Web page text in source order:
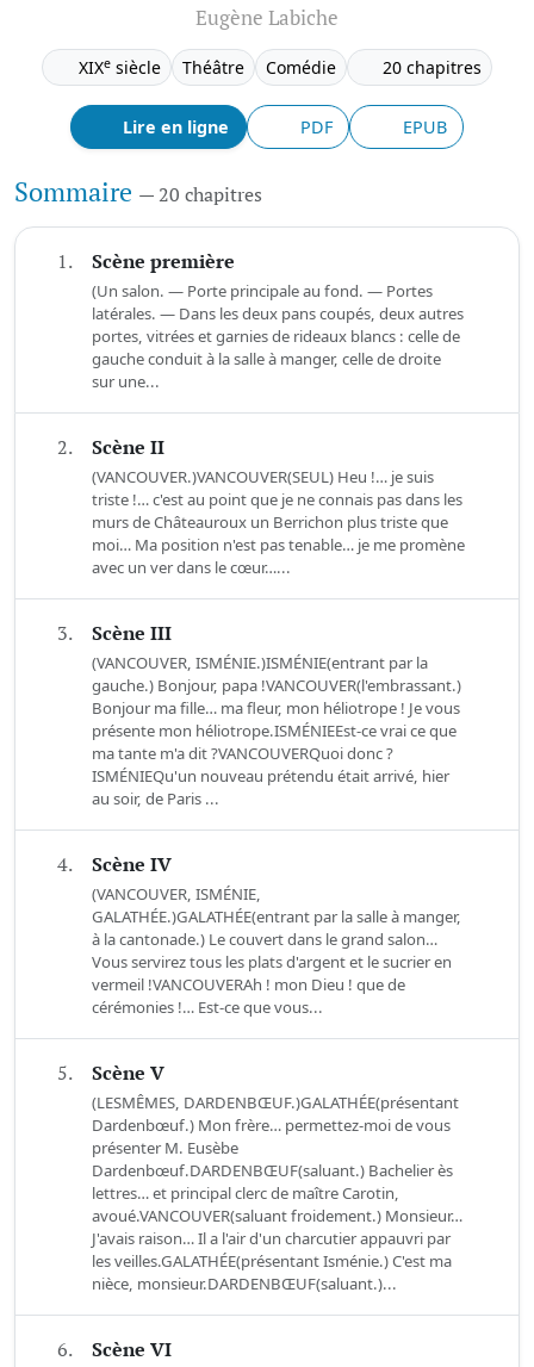
Eugène Labiche
XIXesiècle Théâtre Comédie 20 chapitres
Lire en ligne PDF EPUB
Sommaire — 20 chapitres
1. Scène première
(Un salon. — Porte principale au fond. — Portes
latérales. — Dans les deux pans coupés, deux autres
portes, vitrées et garnies de rideaux blancs : celle de
gauche conduit à la salle à manger, celle de droite
sur une...
2. Scène II
(VANCOUVER.)VANCOUVER(SEUL) Heu !… je suis
triste !… c'est au point que je ne connais pas dans les
murs de Châteauroux un Berrichon plus triste que
moi… Ma position n'est pas tenable… je me promène
avec un ver dans le cœur…...
3. Scène III
(VANCOUVER, ISMÉNIE.)ISMÉNIE(entrant par la
gauche.) Bonjour, papa !VANCOUVER(l'embrassant.)
Bonjour ma fille… ma fleur, mon héliotrope ! Je vous
présente mon héliotrope.ISMÉNIEEst-ce vrai ce que
ma tante m'a dit ?VANCOUVERQuoi donc ?
ISMÉNIEQu'un nouveau prétendu était arrivé, hier
au soir, de Paris ...
4. Scène IV
(VANCOUVER, ISMÉNIE,
GALATHÉE.)GALATHÉE(entrant par la salle à manger,
à la cantonade.) Le couvert dans le grand salon…
Vous servirez tous les plats d'argent et le sucrier en
vermeil !VANCOUVERAh ! mon Dieu ! que de
cérémonies !… Est-ce que vous...
5. Scène V
(LESMÊMES, DARDENBŒUF.)GALATHÉE(présentant
Dardenbœuf.) Mon frère… permettez-moi de vous
présenter M. Eusèbe
Dardenbœuf.DARDENBŒUF(saluant.) Bachelier ès
lettres… et principal clerc de maître Carotin,
avoué.VANCOUVER(saluant froidement.) Monsieur…
J'avais raison… Il a l'air d'un charcutier appauvri par
les veilles.GALATHÉE(présentant Isménie.) C'est ma
nièce, monsieur.DARDENBŒUF(saluant.)...
6. Scène VI